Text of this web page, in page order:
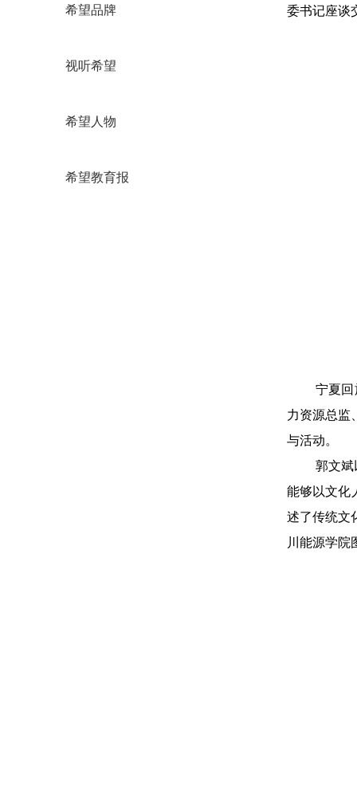
希望品牌
视听希望
希望人物
希望教育报
委书记座谈
宁夏
力资源总监
与活动。
郭文
能够以文化
述了传统文
川能源学院